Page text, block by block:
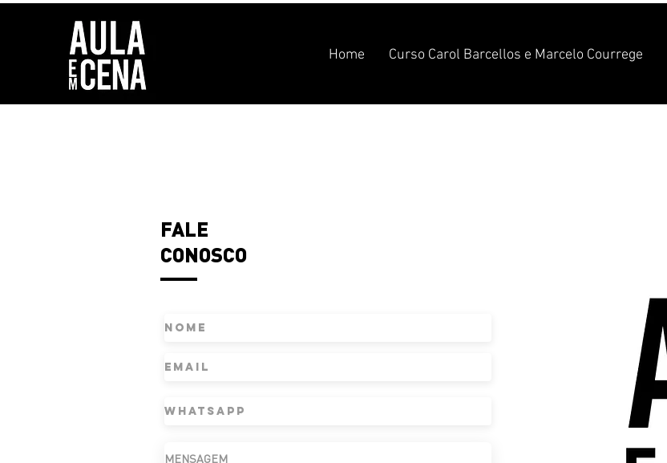
Home Curso Carol Barcellos e Marcelo Courrege
FALE
CONOSCO